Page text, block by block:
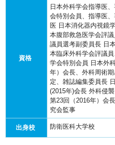
資格
日本外科学会指導医
会特別会員、指導医
医 日本消化器内視鏡
本腹部救急医学会評
議員選考副委員長 日
本臨床外科学会評議
学会特別会員 日本外
年）会長、外科周術
定、雑誌編集委員長
(2015年)会長 外科侵
第23回（2016年）会長
究会監事
出身校 防衛医科大学校